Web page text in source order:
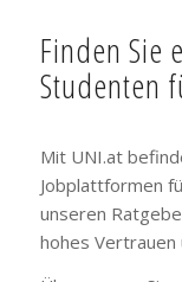
Finden Sie
Studenten
Mit UNI.at
Jobplattformen
unseren
hohes Vertrauen